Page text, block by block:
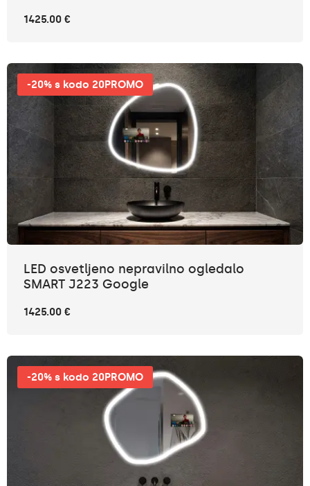
1425.00 €
-20% s kodo 20PROMO
LED osvetljeno nepravilno ogledalo
SMART J223 Google
1425.00 €
-20% s kodo 20PROMO